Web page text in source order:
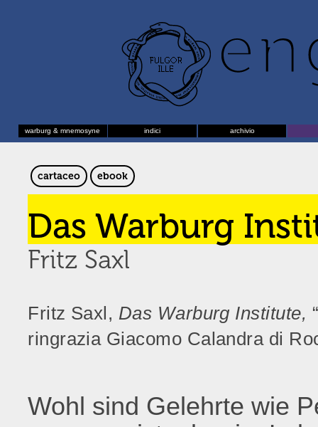
warburg & mnemosyne indici archivio
cartaceo ebook
Das Warburg
Fritz Saxl
Fritz Saxl, Das Warburg Institute,
ringrazia Giacomo Calandra di
Wohl sind Gelehrte wie